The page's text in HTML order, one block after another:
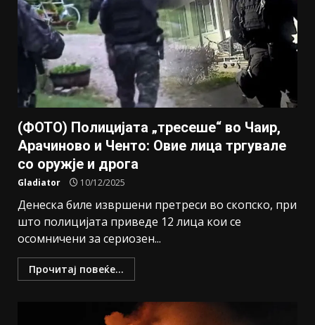
(ФОТО) Полицијата „тресеше“ во Чаир,
Арачиново и Ченто: Овие лица тргувале
со оружје и дрога
Gladiator 10/12/2025
Денеска биле извршени претреси во скопско, при
што полицијата приведе 12 лица кои се
осомничени за сериозен...
Прочитај повеќе...